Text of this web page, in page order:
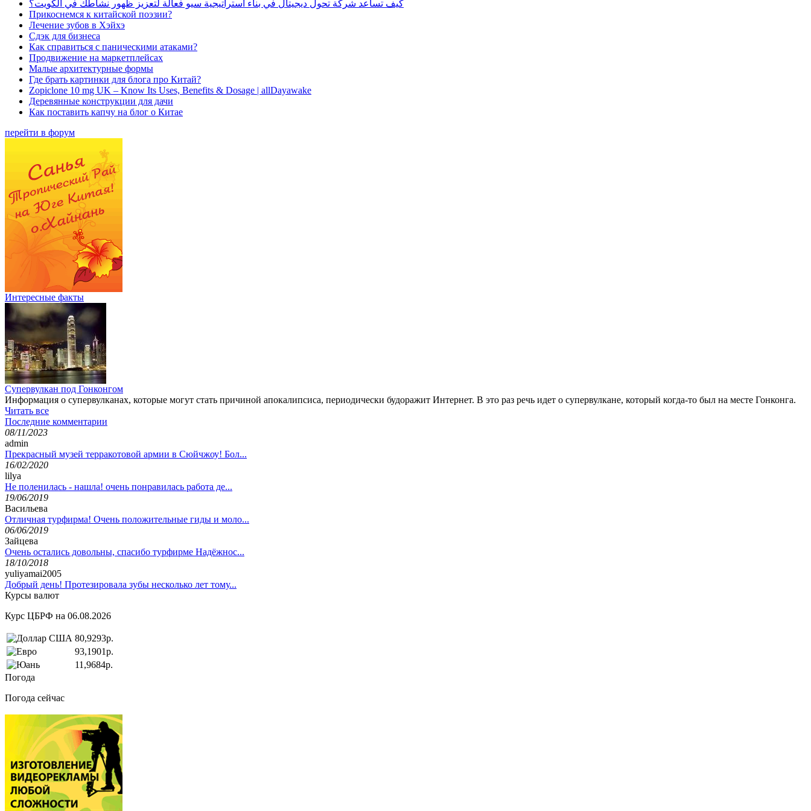
كيف تساعد شركة تحول ديجيتال في بناء استراتيجية سيو فعالة لتعزيز ظهور نشاطك في الكويت؟
Прикоснемся к китайской поэзии?
Лечение зубов в Хэйхэ
Сдэк для бизнеса
Как справиться с паническими атаками?
Продвижение на маркетплейсах
Малые архитектурные формы
Где брать картинки для блога про Китай?
Zopiclone 10 mg UK – Know Its Uses, Benefits & Dosage | allDayawake
Деревянные конструкции для дачи
Как поставить капчу на блог о Китае
перейти в форум
Интересные факты
Супервулкан под Гонконгом
Информация о супервулканах, которые могут стать причиной апокалипсиса, периодически будоражит Интернет. В это раз речь идет о супервулкане, который когда-то был на месте Гонконга.
Читать все
Последние комментарии
08/11/2023
admin
Прекрасный музей терракотовой армии в Сюйчжоу! Бол...
16/02/2020
lilya
Не поленилась - нашла! очень понравилась работа де...
19/06/2019
Васильева
Отличная турфирма! Очень положительные гиды и моло...
06/06/2019
Зайцева
Очень остались довольны, спасибо турфирме Надёжнос...
18/10/2018
yuliyamai2005
Добрый день! Протезировала зубы несколько лет тому...
Курсы валют
Курс ЦБРФ на 06.08.2026
80,9293р.
93,1901р.
11,9684р.
Погода
Погода сейчас